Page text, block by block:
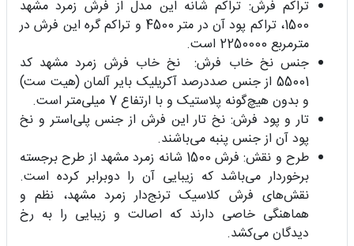
تراکم فرش: تراکم شانه این مدل از فرش زمرد مشهد
1500، تراکم پود آن در متر 4500 و تراکم گره این فرش در
مترمربع 2250000 است.
جنس نخ خاب فرش: نخ خاب فرش زمرد مشهد کد
55001 از جنس صددرصد آکریلیک بایر آلمان (هیت ست)
و بدون هیچ‌گونه پلاستیک و با ارتفاع 7 میلی‌متر است.
تار و پود فرش: نخ تار این فرش از جنس پلی‌استر و نخ
پود آن از جنس پنبه می‌باشند‌.
طرح و نقش: فرش 1500 شانه زمرد مشهد از طرح برجسته
برخوردار می‌باشد که زیبایی آن را دوبرابر کرده است.
نقش‌های فرش کلاسیک ترنج‌دار زمرد مشهد، نظم و
هماهنگی خاصی دارند که اصالت و زیبایی را به رخ
دیدگان می‌کشد.